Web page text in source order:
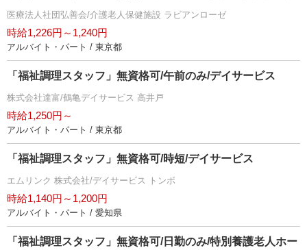
医療法人社団弘善会/介護老人保健施設 ラビアンローゼ
時給1,226円～1,240円
アルバイト・パート / 東京都
「福祉調理スタッフ」無資格可/午前のみ/デイサービス
株式会社達富/鶴亀デイサービス 高井戸
時給1,250円～
アルバイト・パート / 東京都
「福祉調理スタッフ」無資格可/時短/デイサービス
エムリンク 株式会社/デイサービス トンボ
時給1,140円～1,200円
アルバイト・パート / 愛知県
「福祉調理スタッフ」無資格可/日勤のみ/特別養護老人ホー